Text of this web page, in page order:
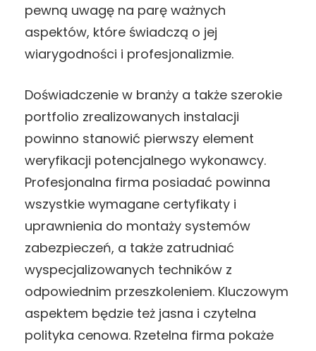
pewną uwagę na parę ważnych
aspektów, które świadczą o jej
wiarygodności i profesjonalizmie.
Doświadczenie w branży a także szerokie
portfolio zrealizowanych instalacji
powinno stanowić pierwszy element
weryfikacji potencjalnego wykonawcy.
Profesjonalna firma posiadać powinna
wszystkie wymagane certyfikaty i
uprawnienia do montaży systemów
zabezpieczeń, a także zatrudniać
wyspecjalizowanych techników z
odpowiednim przeszkoleniem. Kluczowym
aspektem będzie też jasna i czytelna
polityka cenowa. Rzetelna firma pokaże